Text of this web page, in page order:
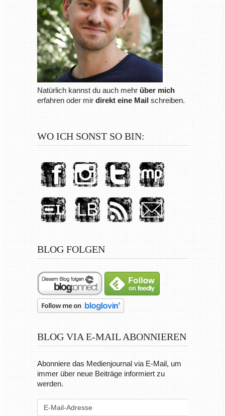
Natürlich kannst du auch mehr über mich
erfahren oder mir direkt eine Mailschreiben.
WO ICH SONST SO BIN:
BLOG FOLGEN
BLOG VIA E-MAIL ABONNIEREN
Abonniere das Medienjournal via E-Mail, um
immer über neue Beiträge informiert zu
werden.